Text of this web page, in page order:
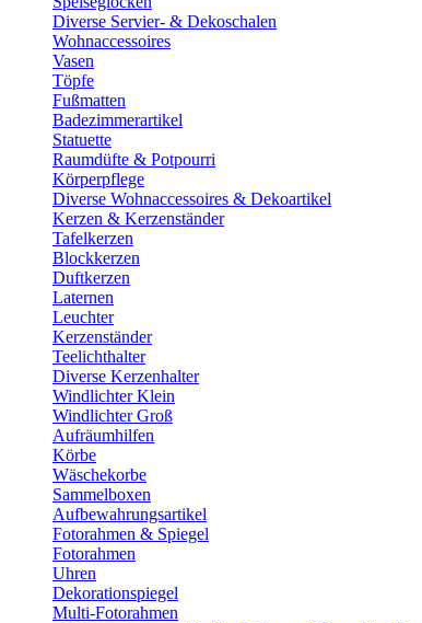
Diverse Servier- & Dekoschalen
Wohnaccessoires
Vasen
Töpfe
Fußmatten
Badezimmerartikel
Statuette
Raumdüfte & Potpourri
Körperpflege
Diverse Wohnaccessoires & Dekoartikel
Kerzen & Kerzenständer
Tafelkerzen
Blockkerzen
Duftkerzen
Laternen
Leuchter
Kerzenständer
Teelichthalter
Diverse Kerzenhalter
Windlichter Klein
Windlichter Groß
Aufräumhilfen
Körbe
Wäschekorbe
Sammelboxen
Aufbewahrungsartikel
Fotorahmen & Spiegel
Fotorahmen
Uhren
Dekorationspiegel
Multi-Fotorahmen